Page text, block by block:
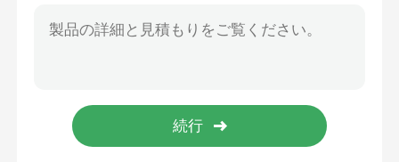
ディーゼル小型掘削機